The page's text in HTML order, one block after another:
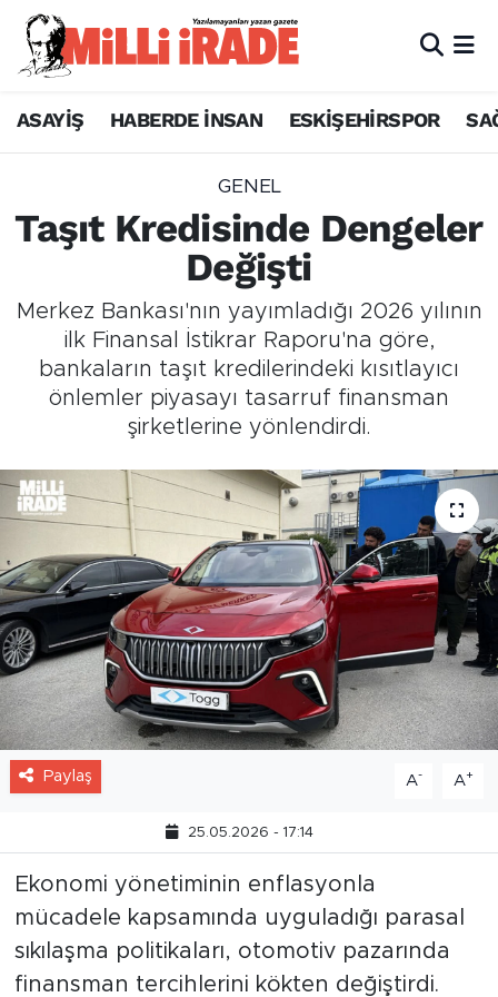
ASAYİŞ HABERDE İNSAN ESKİŞEHİRSPOR
GENEL
Taşıt Kredisinde Dengeler
Değişti
Merkez Bankası'nın yayımladığı 2026 yılının
ilk Finansal İstikrar Raporu'na göre,
bankaların taşıt kredilerindeki kısıtlayıcı
önlemler piyasayı tasarruf finansman
şirketlerine yönlendirdi.
Paylaş A- A+
25.05.2026 - 17:14
Ekonomi yönetiminin enflasyonla
mücadele kapsamında uyguladığı parasal
sıkılaşma politikaları, otomotiv pazarında
finansman tercihlerini kökten değiştirdi.